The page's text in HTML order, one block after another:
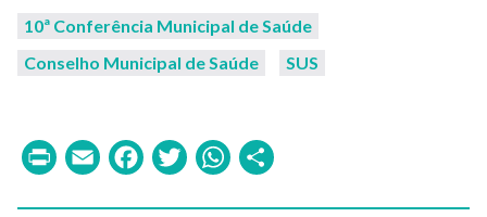
10ª Conferência Municipal de Saúde
Conselho Municipal de Saúde
SUS
PrintEmailFacebook
TwitterWhatsApp